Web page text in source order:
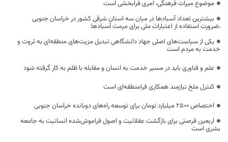
موضوع میراث فرهنگی، امری فرابخشی است
بیشترین تعداد آسبادها در میان سه استان شرقی کشور در خراسان جنوبی
،ضرورت استفاده از اعتبارات ملی برای مرمت آسبادها
یکی از سیاست‌های اصلی جهاد دانشگاهی تبدیل مزیت‌های منطقه‌ای به ثروت و
خدمت به مردم است
علم و فناوری باید در مسیر خدمت به انسان و مقابله با ظلم به کار گرفته شود
کنترل ملخ نیازمند همکاری فرامنطقه‌ای است
اختصاص 2500 میلیارد تومان برای توسعه راه‌های دوبانده خراسان جنوبی
اربعین فرصتی برای بازگشت عقلانیت و اصول فراموش‌شده انسانیت به جامعه
بشری است